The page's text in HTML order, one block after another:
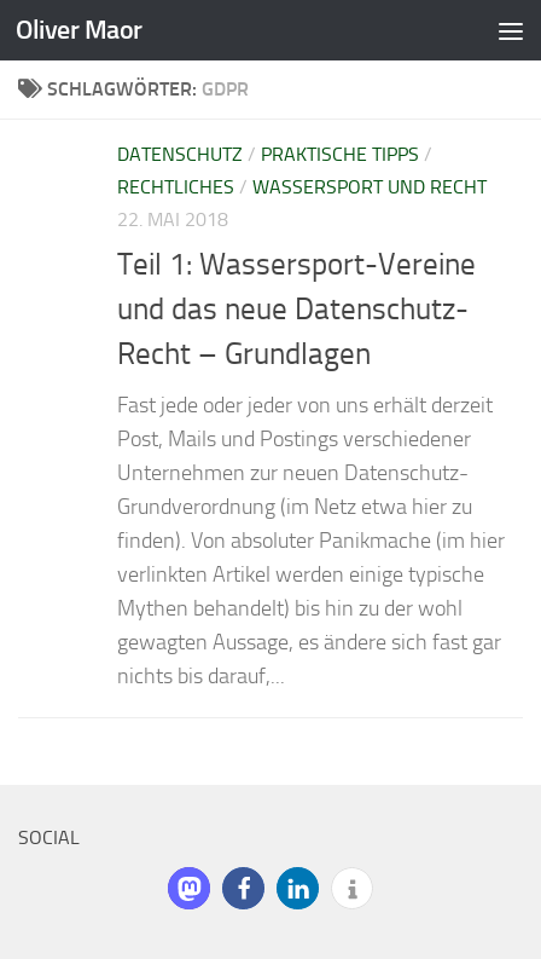
Zum Inhalt springen
Oliver Maor
SCHLAGWÖRTER: GDPR
DATENSCHUTZ / PRAKTISCHE TIPPS /
RECHTLICHES / WASSERSPORT UND RECHT
22. MAI 2018
Teil 1: Wassersport-Vereine
und das neue Datenschutz-
Recht – Grundlagen
Fast jede oder jeder von uns erhält derzeit
Post, Mails und Postings verschiedener
Unternehmen zur neuen Datenschutz-
Grundverordnung (im Netz etwa hier zu
finden). Von absoluter Panikmache (im hier
verlinkten Artikel werden einige typische
Mythen behandelt) bis hin zu der wohl
gewagten Aussage, es ändere sich fast gar
nichts bis darauf,...
SOCIAL